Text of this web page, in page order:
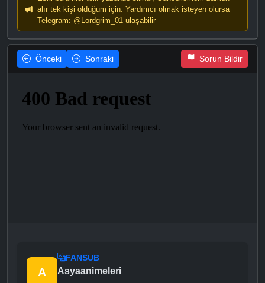
alır tek kişi olduğum için. Yardımcı olmak isteyen olursa
Telegram: @Lordgrim_01 ulaşabilir
Önceki Sonraki Sorun Bildir
A
FANSUB
Asyaanimeleri